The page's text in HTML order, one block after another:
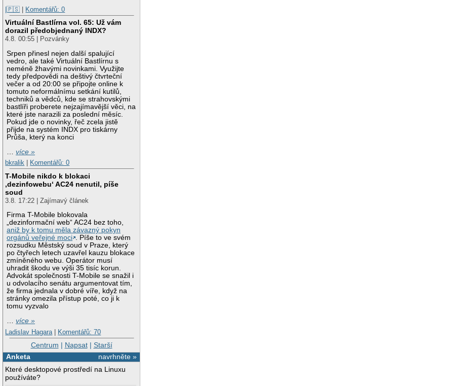
|🇵🇸 | Komentářů: 0
Virtuální Bastlírna vol. 65: Už vám
dorazil předobjednaný INDX?
4.8. 00:55 | Pozvánky
Srpen přinesl nejen další spalující
vedro, ale také Virtuální Bastlírnu s
neméně žhavými novinkami. Využijte
tedy předpovědi na deštivý čtvrteční
večer a od 20:00 se připojte online k
tomuto neformálnímu setkání kutilů,
techniků a vědců, kde se strahovskými
bastlíři proberete nejzajímavější věci, na
které jste narazili za poslední měsíc.
Pokud jde o novinky, řeč zcela jistě
přijde na systém INDX pro tiskárny
Průša, který na konci
…více »
bkralik
Komentářů: 0
T-Mobile nikdo k blokaci
‚dezinfowebu‘ AC24 nenutil, píše
soud
3.8. 17:22 | Zajímavý článek
Firma T-Mobile blokovala
„dezinformační web“ AC24 bez toho,
aniž by k tomu měla závazný pokyn
orgánů veřejné moci . Píše to ve svém
rozsudku Městský soud v Praze, který
po čtyřech letech uzavřel kauzu blokace
zmíněného webu. Operátor musí
uhradit škodu ve výši 35 tisíc korun.
Advokát společnosti T-Mobile se snažil i
u odvolacího senátu argumentovat tím,
že firma jednala v dobré víře, když na
stránky omezila přístup poté, co ji k
tomu vyzvalo
…více »
Ladislav Hagara | Komentářů: 70
Centrum | Napsat| Starší
navrhněte »
Anketa
Které desktopové prostředí na Linuxu
používáte?